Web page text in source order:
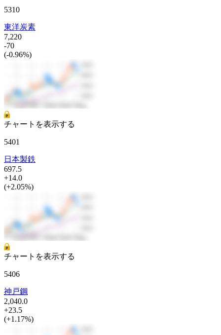
5310
東洋炭素
7,220
-70
(-0.96%)
チャートを表示する
5401
日本製鉄
697.5
+14.0
(+2.05%)
チャートを表示する
5406
神戸鋼
2,040.0
+23.5
(+1.17%)